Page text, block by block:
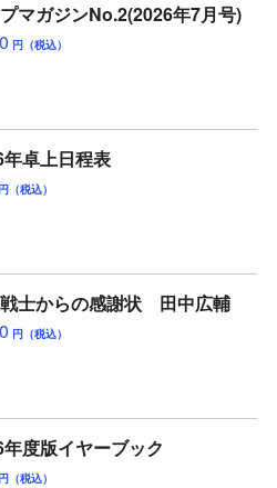
マガジンNo.2(2026年7月号)
円（税込）
卓上日程表
円（税込）
士からの感謝状 田中広輔
円（税込）
度版イヤーブック
円（税込）